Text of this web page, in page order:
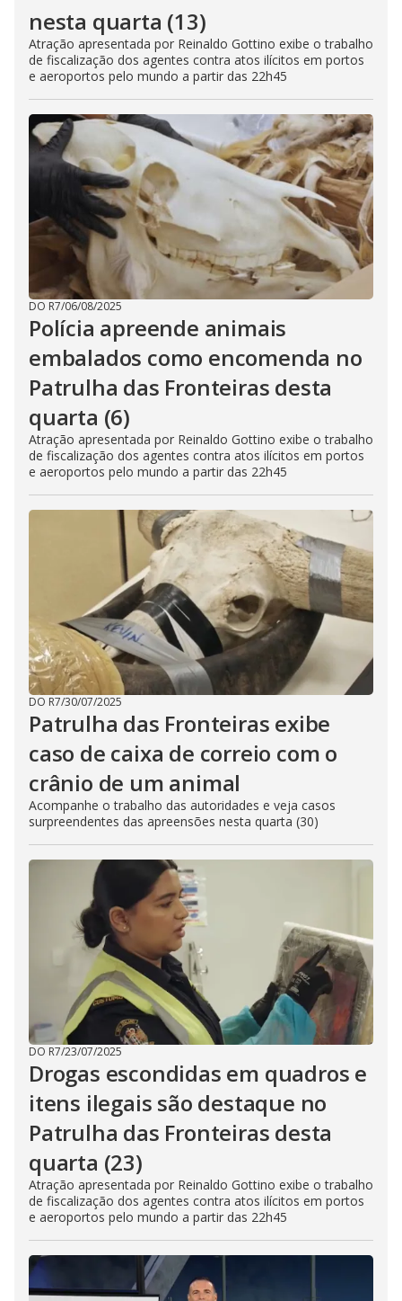
nesta quarta (13)
Atração apresentada por Reinaldo Gottino exibe o trabalho
de fiscalização dos agentes contra atos ilícitos em portos
e aeroportos pelo mundo a partir das 22h45
DO R7/06/08/2025
Polícia apreende animais
embalados como encomenda no
Patrulha das Fronteiras desta
quarta (6)
Atração apresentada por Reinaldo Gottino exibe o trabalho
de fiscalização dos agentes contra atos ilícitos em portos
e aeroportos pelo mundo a partir das 22h45
DO R7/30/07/2025
Patrulha das Fronteiras exibe
caso de caixa de correio com o
crânio de um animal
Acompanhe o trabalho das autoridades e veja casos
surpreendentes das apreensões nesta quarta (30)
DO R7/23/07/2025
Drogas escondidas em quadros e
itens ilegais são destaque no
Patrulha das Fronteiras desta
quarta (23)
Atração apresentada por Reinaldo Gottino exibe o trabalho
de fiscalização dos agentes contra atos ilícitos em portos
e aeroportos pelo mundo a partir das 22h45